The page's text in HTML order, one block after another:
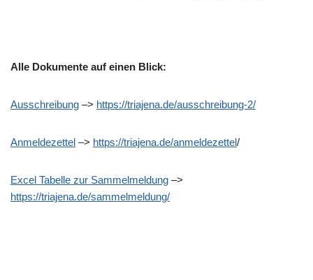
Alle Dokumente auf einen Blick:
Ausschreibung –> https://triajena.de/ausschreibung-2/
Anmeldezettel –> https://triajena.de/anmeldezettel/
Excel Tabelle zur Sammelmeldung –>
https://triajena.de/sammelmeldung/